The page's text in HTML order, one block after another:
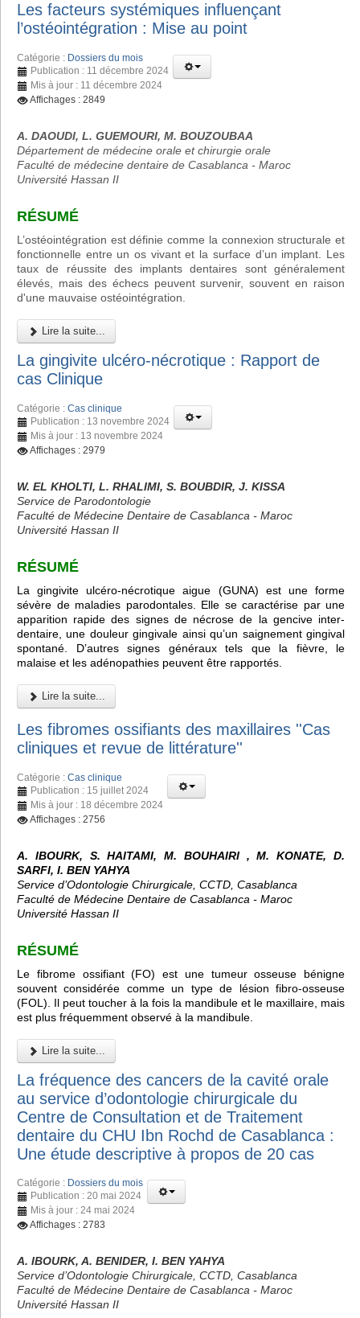
Les facteurs systémiques influençant
l’ostéointégration : Mise au point
Catégorie : Dossiers du mois
Publication : 11 décembre 2024
Mis à jour : 11 décembre 2024
Affichages : 2849
A. DAOUDI, L. GUEMOURI, M. BOUZOUBAA
Département de médecine orale et chirurgie orale
Faculté de médecine dentaire de Casablanca - Maroc
Université Hassan II
RÉSUMÉ
L’ostéointégration est définie comme la connexion structurale et
fonctionnelle entre un os vivant et la surface d’un implant. Les
taux de réussite des implants dentaires sont généralement
élevés, mais des échecs peuvent survenir, souvent en raison
d'une mauvaise ostéointégration.
Lire la suite...
La gingivite ulcéro-nécrotique : Rapport de
cas Clinique
Catégorie : Cas clinique
Publication : 13 novembre 2024
Mis à jour : 13 novembre 2024
Affichages : 2979
W. EL KHOLTI, L. RHALIMI, S. BOUBDIR, J. KISSA
Service de Parodontologie
Faculté de Médecine Dentaire de Casablanca - Maroc
Université Hassan II
RÉSUMÉ
La gingivite ulcéro-nécrotique aigue (GUNA) est une forme
sévère de maladies parodontales. Elle se caractérise par une
apparition rapide des signes de nécrose de la gencive inter-
dentaire, une douleur gingivale ainsi qu’un saignement gingival
spontané. D’autres signes généraux tels que la fièvre, le
malaise et les adénopathies peuvent être rapportés.
Lire la suite...
Les fibromes ossifiants des maxillaires ''Cas
cliniques et revue de littérature''
Catégorie : Cas clinique
Publication : 15 juillet 2024
Mis à jour : 18 décembre 2024
Affichages : 2756
A. IBOURK, S. HAITAMI, M. BOUHAIRI , M. KONATE, D.
SARFI, I. BEN YAHYA
Service d’Odontologie Chirurgicale, CCTD, Casablanca
Faculté de Médecine Dentaire de Casablanca - Maroc
Université Hassan II
RÉSUMÉ
Le fibrome ossifiant (FO) est une tumeur osseuse bénigne
souvent considérée comme un type de lésion fibro-osseuse
(FOL). Il peut toucher à la fois la mandibule et le maxillaire, mais
est plus fréquemment observé à la mandibule.
Lire la suite...
La fréquence des cancers de la cavité orale
au service d’odontologie chirurgicale du
Centre de Consultation et de Traitement
dentaire du CHU Ibn Rochd de Casablanca :
Une étude descriptive à propos de 20 cas
Catégorie : Dossiers du mois
Publication : 20 mai 2024
Mis à jour : 24 mai 2024
Affichages : 2783
A. IBOURK, A. BENIDER, I. BEN YAHYA
Service d’Odontologie Chirurgicale, CCTD, Casablanca
Faculté de Médecine Dentaire de Casablanca - Maroc
Université Hassan II